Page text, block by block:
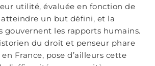
utilité, évaluée en fonction de
atteindre un but défini, et la
gouvernent les rapports humains.
du droit et penseur phare
France, pose d’ailleurs cette